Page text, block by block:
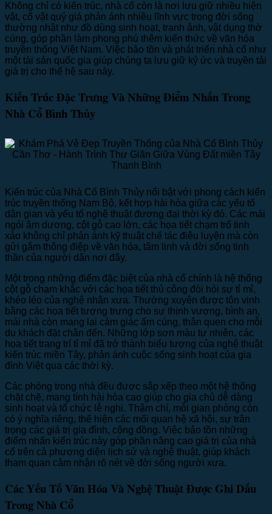
Không chỉ có kiến trúc, nhà cổ còn là nơi lưu giữ nhiều hiện
vật, cổ vật quý giá phản ánh nhiều lĩnh vực trong đời sống
thường nhật như đồ dùng sinh hoạt, tranh ảnh, vật dụng thờ
cúng, góp phần làm phong phú thêm kiến thức về văn hóa
truyền thống Việt Nam. Việc bảo tồn và phát triển nhà cổ như
một tài sản quốc gia giúp chúng ta lưu giữ ký ức và truyền tải
giá trị cho thế hệ sau này.
Kiến Trúc Đặc Trưng Và Những Điểm Nhấn Trong
Nhà Cổ Bình Thủy
Kiến trúc của Nhà Cổ Bình Thủy nổi bật với phong cách kiến
trúc truyền thống Nam Bộ, kết hợp hài hòa giữa các yếu tố
dân gian và yếu tố nghệ thuật đương đại thời kỳ đó. Các mái
ngói âm dương, cột gỗ cao lớn, các họa tiết chạm trổ tinh
xảo không chỉ phản ánh kỹ thuật chế tác điêu luyện mà còn
gửi gắm thông điệp về văn hóa, tâm linh và đời sống tinh
thần của người dân nơi đây.
Một trong những điểm đặc biệt của nhà cổ chính là hệ thống
cột gỗ chạm khắc với các họa tiết thủ công đòi hỏi sự tỉ mỉ,
khéo léo của nghệ nhân xưa. Thường xuyên được tôn vinh
bằng các họa tiết tượng trưng cho sự thịnh vượng, bình an,
mái nhà còn mang lại cảm giác ấm cúng, thân quen cho mỗi
du khách đặt chân đến. Những lớp sơn màu tự nhiên, các
họa tiết trang trí tỉ mỉ đã trở thành biểu tượng của nghệ thuật
kiến trúc miền Tây, phản ánh cuộc sống sinh hoạt của gia
đình Việt qua các thời kỳ.
Các phòng trong nhà đều được sắp xếp theo một hệ thống
chặt chẽ, mang tính hài hòa cao giúp cho gia chủ dễ dàng
sinh hoạt và tổ chức lễ nghi. Thậm chí, mỗi gian phòng còn
có ý nghĩa riêng, thể hiện các mối quan hệ xã hội, sự trân
trọng các giá trị gia đình, cộng đồng. Việc bảo tồn những
điểm nhấn kiến trúc này góp phần nâng cao giá trị của nhà
cổ trên cả phương diện lịch sử và nghệ thuật, giúp khách
tham quan cảm nhận rõ nét về đời sống người xưa.
Các Yếu Tố Văn Hóa Và Nghệ Thuật Được Ghi Dấu
Trong Nhà Cổ